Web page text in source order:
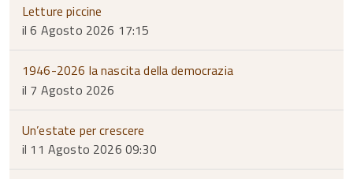
Letture piccine
il 6 Agosto 2026 17:15
1946-2026 la nascita della democrazia
il 7 Agosto 2026
Un’estate per crescere
il 11 Agosto 2026 09:30